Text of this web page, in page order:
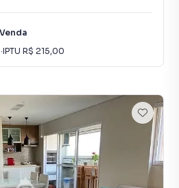
Venda
·IPTU R$ 215,00